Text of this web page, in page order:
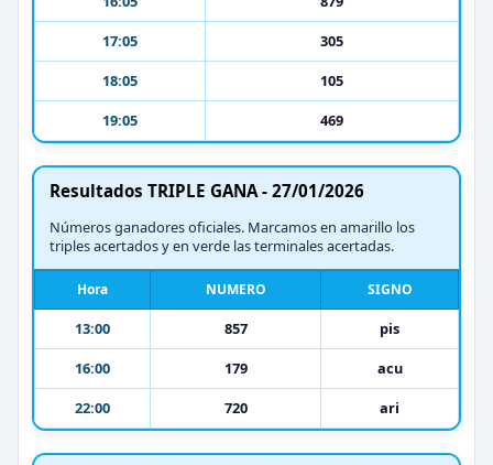
17:05
305
18:05
105
19:05
469
Resultados TRIPLE GANA - 27/01/2026
Números ganadores oficiales. Marcamos en amarillo los
triples acertados y en verde las terminales acertadas.
Hora NUMERO SIGNO
13:00 857
pis
16:00
179
acu
22:00
720 ari